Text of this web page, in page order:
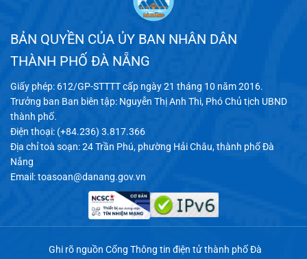
BẢN QUYỀN CỦA ỦY BAN NHÂN DÂN
THÀNH PHỐ ĐÀ NẴNG
Giấy phép: 612/GP-STTTT cấp ngày 21 tháng 10 năm 2016.
Trưởng ban Ban biên tập: Nguyễn Thị Anh Thi, Phó Chủ tịch UBND
thành phố.
Điện thoại: (+84.236) 3.817.366
Địa chỉ toà soạn: 24 Trần Phú, phường Hải Châu, thành phố Đà
Nẵng
Email:toasoan@danang.gov.vn
Ghi rõ nguồn Cổng Thông tin điện tử thành phố Đà